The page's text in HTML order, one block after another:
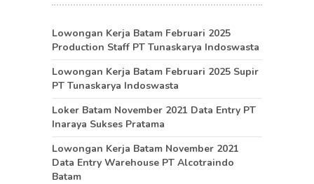
Lowongan Kerja Batam Februari 2025
Production Staff PT Tunaskarya Indoswasta
Lowongan Kerja Batam Februari 2025 Supir
PT Tunaskarya Indoswasta
Loker Batam November 2021 Data Entry PT
Inaraya Sukses Pratama
Lowongan Kerja Batam November 2021
Data Entry Warehouse PT Alcotraindo
Batam